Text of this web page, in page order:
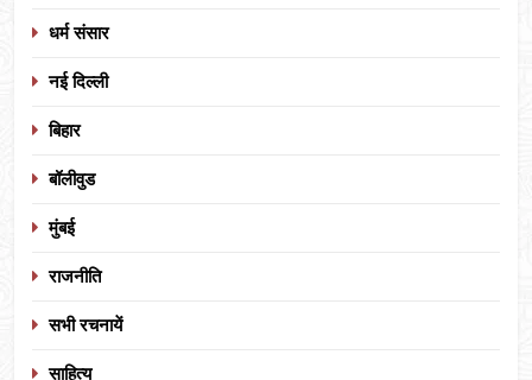
धर्म संसार
नई दिल्ली
बिहार
बॉलीवुड
मुंबई
राजनीति
सभी रचनायें
साहित्य